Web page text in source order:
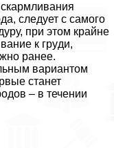
следует с самого
при этом крайне
к гpyди,
ранее.
вариантом
станет
– в течении